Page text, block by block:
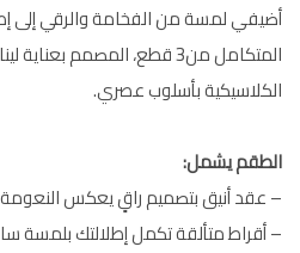
أضيفي لمسة من الفخامة والرقي إلى
المتكامل من3 قطع، المصمم
الكلاسيكية بأسلوب عصري.
الطقم يشمل:
– عقد أنيق بتصميم راقٍ يعكس
– أقراط متألقة تكمل إطلالتك بلمسة